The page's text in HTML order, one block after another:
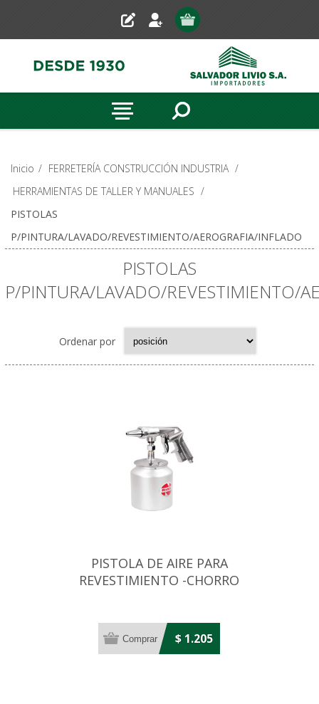
Inicio / FERRETERÍA CONSTRUCCIÓN INDUSTRIA /
HERRAMIENTAS DE TALLER Y MANUALES /
PISTOLAS
P/PINTURA/LAVADO/REVESTIMIENTO/AEROGRAFIA/INFLADO
PISTOLAS
P/PINTURA/LAVADO/REVESTIMIENTO/
Ordenar por
PISTOLA DE AIRE PARA
REVESTIMIENTO -CHORRO
$ 1.205